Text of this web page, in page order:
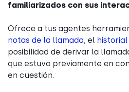
familiarizados con sus
Ofrece a tus agentes
notas de la llamada, el
posibilidad de derivar la
que estuvo previamente en
en cuestión.